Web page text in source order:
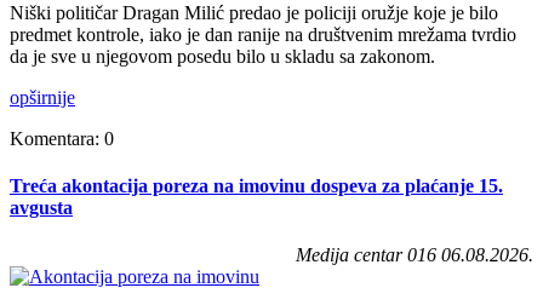
Niški političar Dragan Milić predao je policiji oružje koje je bilo
predmet kontrole, iako je dan ranije na društvenim mrežama tvrdio
da je sve u njegovom posedu bilo u skladu sa zakonom.
opširnije
Komentara: 0
Treća akontacija poreza na imovinu dospeva za plaćanje 15.
avgusta
Medija centar 016 06.08.2026.